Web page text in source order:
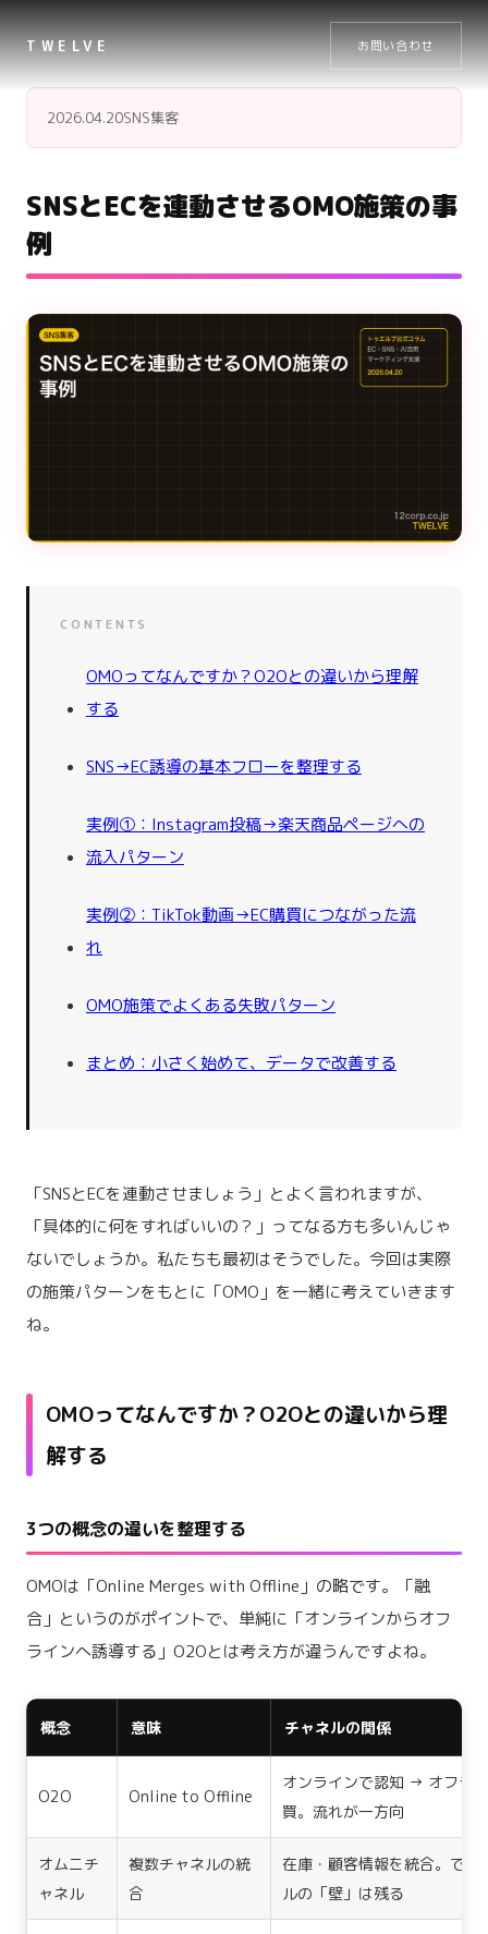
TWELVE お問い合わせ
2026.04.20SNS集客
SNSとECを連動させるOMO施策の事
例
CONTENTS
OMOってなんですか？O2Oとの違いから理解
する
SNS→EC誘導の基本フローを整理する
実例①：Instagram投稿→楽天商品ページへの
流入パターン
実例②：TikTok動画→EC購買につながった流
れ
OMO施策でよくある失敗パターン
まとめ：小さく始めて、データで改善する
「SNSとECを連動させましょう」とよく言われますが、
「具体的に何をすればいいの？」ってなる方も多いんじゃ
ないでしょうか。私たちも最初はそうでした。今回は実際
の施策パターンをもとに「OMO」を一緒に考えていきます
ね。
OMOってなんですか？O2Oとの違いから理
解する
3つの概念の違いを整理する
OMOは「Online Merges with Offline」の略です。「融
合」というのがポイントで、単純に「オンラインからオフ
ラインへ誘導する」O2Oとは考え方が違うんですよね。
概念 意味 チャネルの関係
O2O Online to Offline
オンラインで認知 → オフラ
買。流れが一方向
オムニチ
ャネル
複数チャネルの統
合
在庫・顧客情報を統合。でも
ルの「壁」は残る